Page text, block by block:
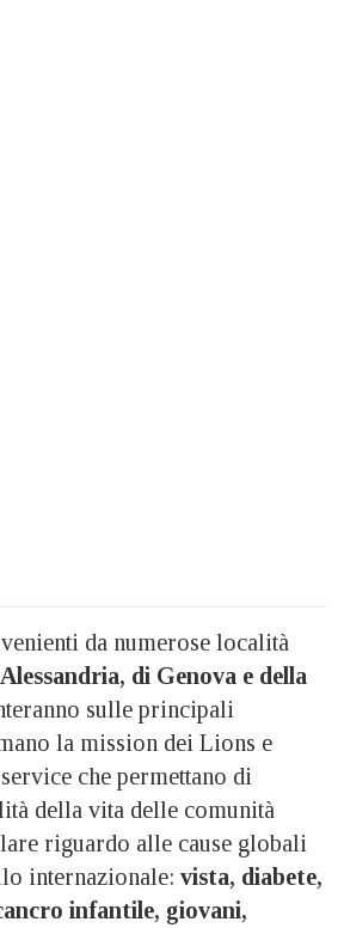
da numerose località
di Genova e della
sulle principali
la mission dei Lions e
che permettano di
della vita delle comunità
riguardo alle cause globali
internazionale: vista, diabete,
infantile, giovani,